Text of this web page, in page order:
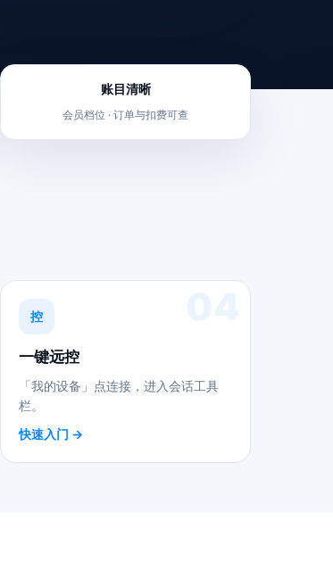
账目清晰
会员档位 · 订单与扣费可查
控
一键远控
「我的设备」点连接，进入会话工具
栏。
快速入门 →